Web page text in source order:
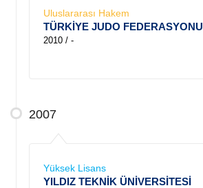
Uluslararası Hakem
TÜRKİYE JUDO FEDERASYONU
2010 / -
2007
Yüksek Lisans
YILDIZ TEKNİK ÜNİVERSİTESİ